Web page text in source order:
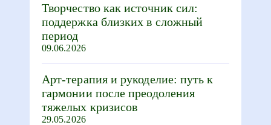
Творчество как источник сил:
поддержка близких в сложный
период
09.06.2026
Арт-терапия и рукоделие: путь к
гармонии после преодоления
тяжелых кризисов
29.05.2026